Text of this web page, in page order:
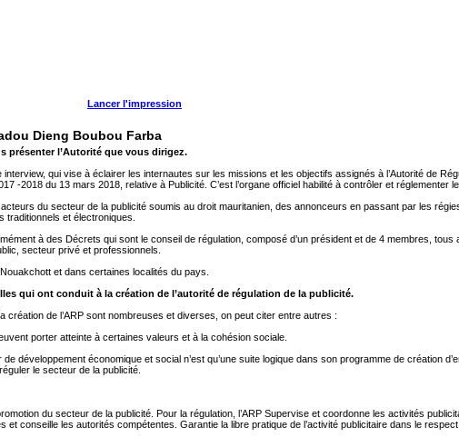
Lancer l'impression
Dieng Boubou Farba
présenter l’Autorité que vous dirigez.
qui vise à éclairer les internautes sur les missions et les objectifs assignés à l’Autorité de
-2018 du 13 mars 2018, relative à Publicité. C’est l’organe officiel habilité à contrôler et réglementer
du secteur de la publicité soumis au droit mauritanien, des annonceurs en passant par les
traditionnels et électroniques.
à des Décrets qui sont le conseil de régulation, composé d’un président et de 4 membres,
secteur privé et professionnels.
et dans certaines localités du pays.
qui ont conduit à la création de l’autorité de régulation de la publicité.
création de l’ARP sont nombreuses et diverses, on peut citer entre autres :
porter atteinte à certaines valeurs et à la cohésion sociale.
économique et social n’est qu’une suite logique dans son programme de création
le secteur de la publicité.
du secteur de la publicité. Pour la régulation, l’ARP Supervise et coordonne les activités
conseille les autorités compétentes. Garantie la libre pratique de l’activité publicitaire dans le respect